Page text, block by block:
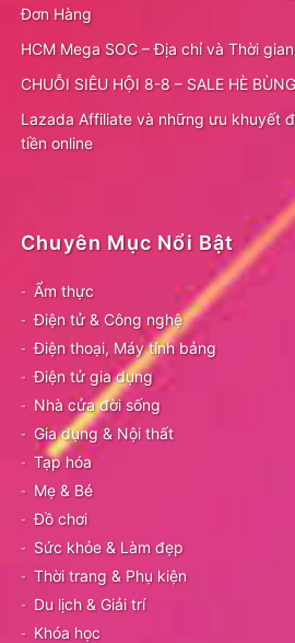
Đơn Hàng
HCM Mega SOC – Địa chỉ và Thời
CHUỖI SIÊU HỘI 8-8 – SALE HÈ
Lazada Affiliate và những ưu khuyết
tiền online
Chuyên Mục Nổi Bật
Ẩm thực
Điện tử & Công nghệ
Điện thoại, Máy tính bảng
Điện tử gia dụng
Nhà cửa đời sống
Gia dụng & Nội thất
Tạp hóa
Mẹ & Bé
Đồ chơi
Sức khỏe & Làm đẹp
Thời trang & Phụ kiện
Du lịch & Giải trí
Khóa học